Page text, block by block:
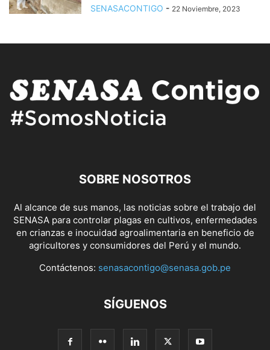
SENASACONTIGO - 22 Noviembre, 2023
SOBRE NOSOTROS
Al alcance de sus manos, las noticias sobre el trabajo del
SENASA para controlar plagas en cultivos, enfermedades
en crianzas e inocuidad agroalimentaria en beneficio de
agricultores y consumidores del Perú y el mundo.
Contáctenos: senasacontigo@senasa.gob.pe
SÍGUENOS